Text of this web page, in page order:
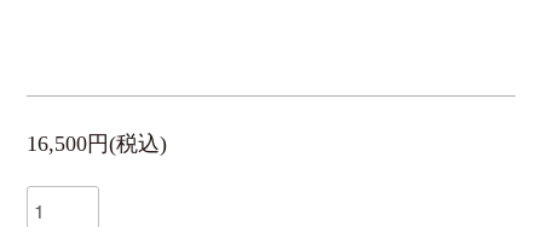
16,500円(税込)